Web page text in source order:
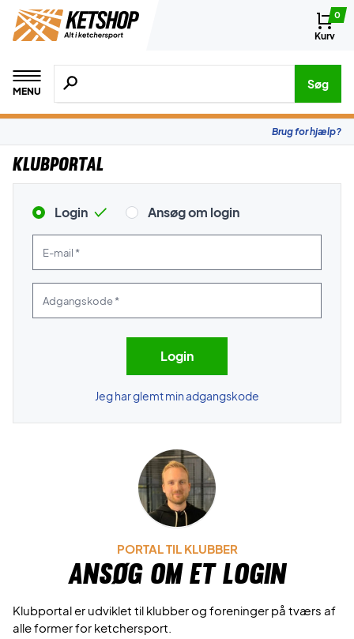
0
Kurv
MENU
Søg efter produkter, mærker etc.
Søg
Brug for hjælp?
Klubportal
Login Ansøg om login
Jeg har glemt min adgangskode
PORTAL TIL KLUBBER
Ansøg om et login
Klubportal er udviklet til klubber og foreninger på tværs af
alle former for ketchersport.